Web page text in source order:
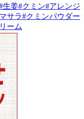
生姜#クミン#アレンジ
サラ#クミンパウダー
ーム